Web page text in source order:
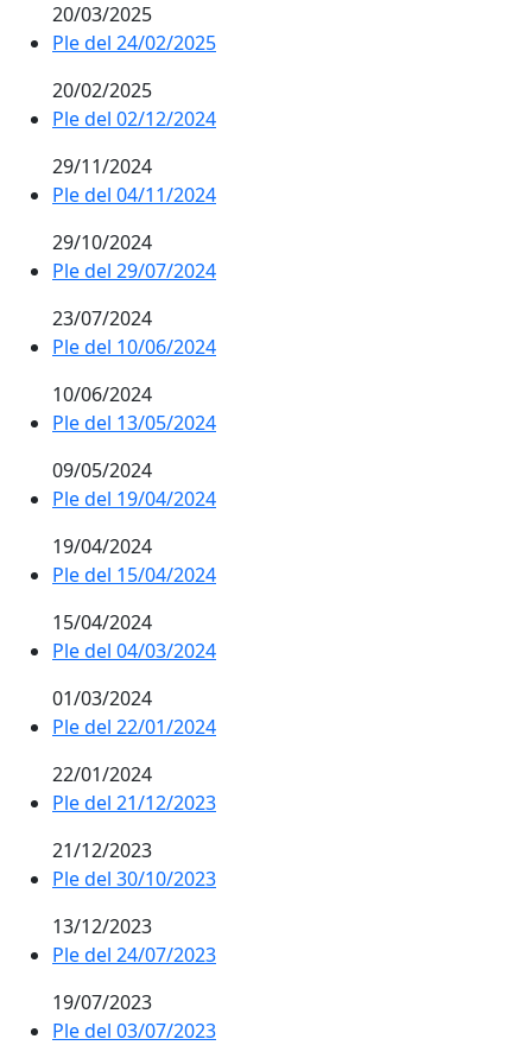
20/03/2025
Ple del 24/02/2025
20/02/2025
Ple del 02/12/2024
29/11/2024
Ple del 04/11/2024
29/10/2024
Ple del 29/07/2024
23/07/2024
Ple del 10/06/2024
10/06/2024
Ple del 13/05/2024
09/05/2024
Ple del 19/04/2024
19/04/2024
Ple del 15/04/2024
15/04/2024
Ple del 04/03/2024
01/03/2024
Ple del 22/01/2024
22/01/2024
Ple del 21/12/2023
21/12/2023
Ple del 30/10/2023
13/12/2023
Ple del 24/07/2023
19/07/2023
Ple del 03/07/2023